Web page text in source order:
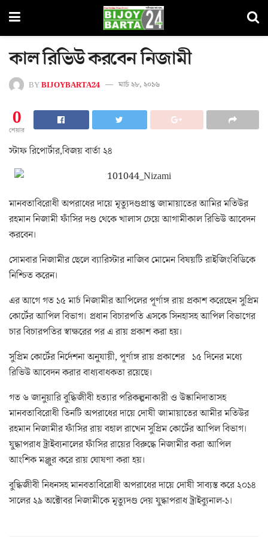
কাল রিভিউ করবেন নিজামী
BYBIJOYBARTA24 মার্চ ২৮, ২০১৬
0
শেয়ার
স্টাফ রিপোর্টার,বিজয় বার্তা ২৪
মানবতাবিরোধী অপরাধের দায়ে মৃত্যুদণ্ডপ্রাপ্ত জামায়াতের আমির মতিউর
রহমান নিজামী ফাঁসির দণ্ড থেকে খালাস চেয়ে আগামীকাল রিভিউ আবেদন
করবেন।
সোমবার নিজামীর ছেলে ব্যারিস্টার নাজিব মোমেন বিষয়টি রাইজিংবিডিকে
নিশ্চিত করেন।
এর আগে গত ১৫ মার্চ নিজামীর আপিলের পূর্ণাঙ্গ রায় প্রকাশ করেছেন সুপ্রিম
কোর্টের আপিল বিভাগ। প্রধান বিচারপতি এসকে সিনহাসহ আপিল বিভাগের
চার বিচারপতির স্বাক্ষরের পর এ রায় প্রকাশ করা হয়।
সুপ্রিম কোর্টের নির্দেশনা অনুযায়ী, পূর্ণাঙ্গ রায় প্রকাশের ১৫ দিনের মধ্যে
রিভিউ আবেদন করার বাধ্যবাধকতা রয়েছে।
গত ৬ জানুয়ারি বুদ্ধিজীবী হত্যার পরিকল্পনাকারী ও উস্কানিদাতাসহ
মানবতাবিরোধী তিনটি অপরাধের দায়ে দোষী জামায়াতের আমীর মতিউর
রহমান নিজামীর ফাঁসির রায় বহাল রাখেন সুপ্রিম কোর্টের আপিল বিভাগ।
যুদ্ধাপরাধ ট্রাইব্যনালের ফাঁসির রায়ের বিরুদ্ধে নিজামীর করা আপিল
আংশিক মঞ্জুর করে রায় ঘোষণা করা হয়।
বুদ্ধিজীবী নিধনসহ মানবতাবিরোধী অপরাধের দায়ে দোষী সাব্যস্ত করে ২০১৪
সালের ২৯ অক্টোবর নিজামীকে মৃত্যুদণ্ড দেয় যুদ্ধাপরাধ ট্রাইব্যুনাল-১।